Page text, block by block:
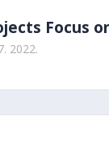
Focus
2022.